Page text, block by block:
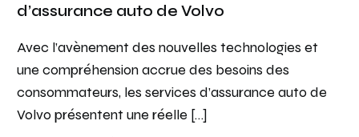
d’assurance auto de Volvo
Avec l’avènement des nouvelles technologies et
une compréhension accrue des besoins des
consommateurs, les services d’assurance auto de
Volvo présentent une réelle […]